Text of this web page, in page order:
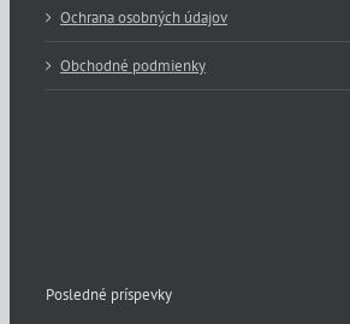
Ochrana osobných údajov
Obchodné podmienky
Posledné príspevky